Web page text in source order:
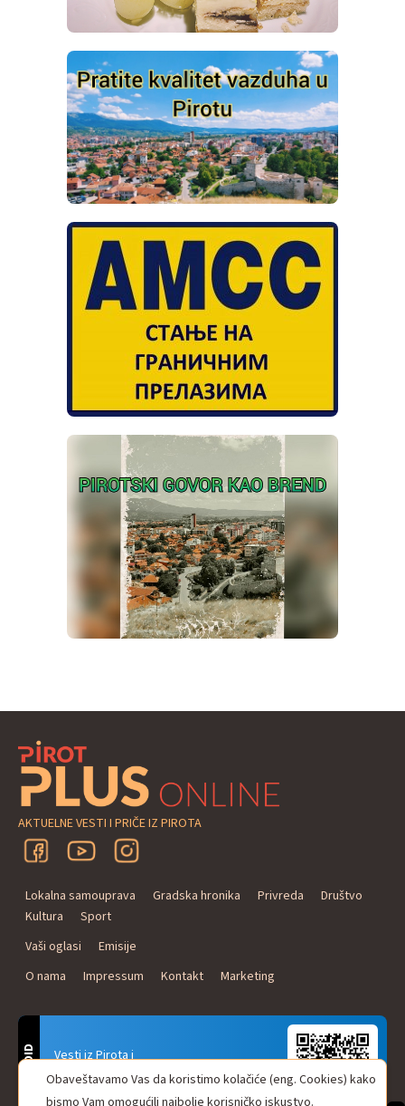
AKTUELNE VESTI I PRIČE IZ PIROTA
Lokalna samouprava Gradska hronika Privreda
Društvo
Kultura
Sport
Vaši oglasi
Emisije
O nama
Impressum Kontakt Marketing
Vesti iz Pirota i
Naxi Plus Radio
Uvek u Vašem džepu!
ANDROID Obaveštavamo Vas da koristimo kolačiće (eng. Cookies) kako
bismo Vam omogućili najbolje korisničko iskustvo.